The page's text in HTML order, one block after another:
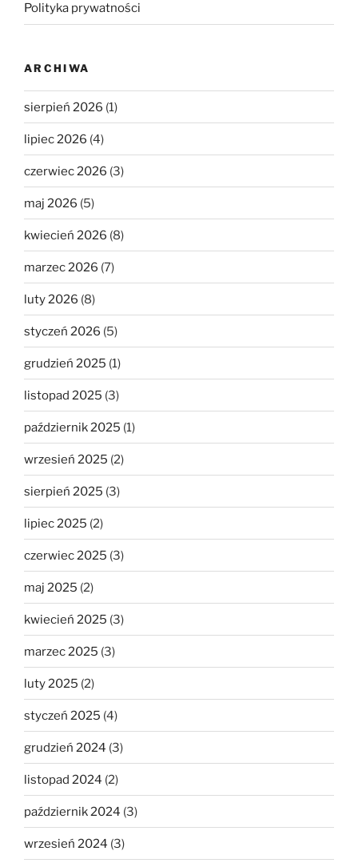
Polityka prywatności
ARCHIWA
sierpień 2026 (1)
lipiec 2026 (4)
czerwiec 2026 (3)
maj 2026 (5)
kwiecień 2026 (8)
marzec 2026 (7)
luty 2026 (8)
styczeń 2026 (5)
grudzień 2025 (1)
listopad 2025 (3)
październik 2025 (1)
wrzesień 2025 (2)
sierpień 2025 (3)
lipiec 2025 (2)
czerwiec 2025 (3)
maj 2025 (2)
kwiecień 2025 (3)
marzec 2025 (3)
luty 2025 (2)
styczeń 2025 (4)
grudzień 2024 (3)
listopad 2024 (2)
październik 2024 (3)
wrzesień 2024 (3)